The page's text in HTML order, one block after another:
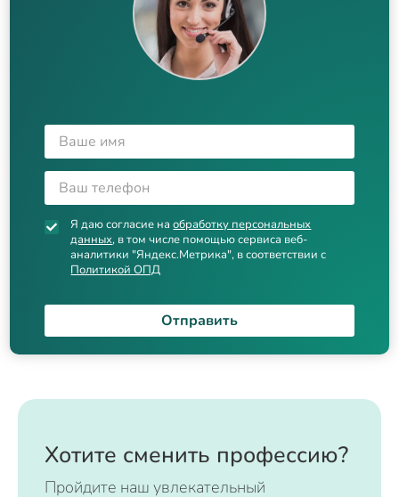
Я даю согласие наобработку персональных
данных, в том числе помощью сервиса веб-
аналитики "Яндекс.Метрика", в соответствии с
Политикой ОПД
Отправить
Хотите сменить профессию?
Пройдите наш увлекательный